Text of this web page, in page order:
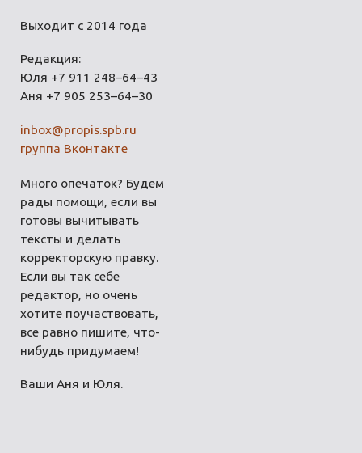
Выходит с 2014 года
Редакция:
Юля +7 911 248–64–43
Аня +7 905 253–64–30
inbox@propis.spb.ru
группа Вконтакте
Много опечаток? Будем
рады помощи, если вы
готовы вычитывать
тексты и делать
корректорскую правку.
Если вы так себе
редактор, но очень
хотите поучаствовать,
все равно пишите, что-
нибудь придумаем!
Ваши Аня и Юля.